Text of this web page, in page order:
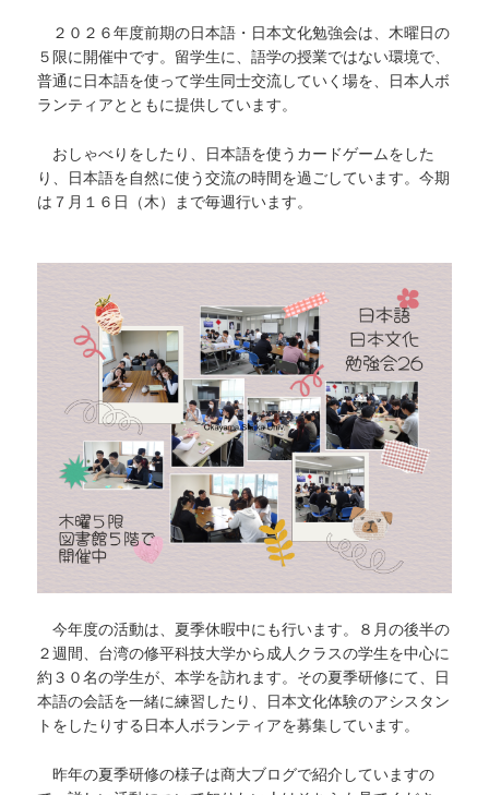
２０２６年度前期の日本語・日本文化勉強会は、木曜日の
５限に開催中です。留学生に、語学の授業ではない環境で、
普通に日本語を使って学生同士交流していく場を、日本人ボ
ランティアとともに提供しています。
おしゃべりをしたり、日本語を使うカードゲームをした
り、日本語を自然に使う交流の時間を過ごしています。今期
は７月１６日（木）まで毎週行います。
今年度の活動は、夏季休暇中にも行います。８月の後半の
２週間、台湾の修平科技大学から成人クラスの学生を中心に
約３０名の学生が、本学を訪れます。その夏季研修にて、日
本語の会話を一緒に練習したり、日本文化体験のアシスタン
トをしたりする日本人ボランティアを募集しています。
昨年の夏季研修の様子は商大ブログで紹介していますの